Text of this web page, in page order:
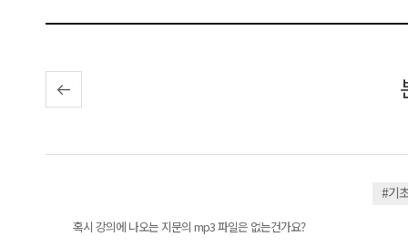
#기
혹시 강의에 나오는 지문의 mp3 파일은 없는건가요?